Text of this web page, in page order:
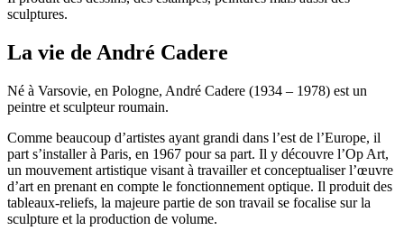
sculptures.
La vie de André Cadere
Né à Varsovie, en Pologne, André Cadere (1934 – 1978) est un
peintre et sculpteur roumain.
Comme beaucoup d’artistes ayant grandi dans l’est de l’Europe, il
part s’installer à Paris, en 1967 pour sa part. Il y découvre l’Op Art,
un mouvement artistique visant à travailler et conceptualiser l’œuvre
d’art en prenant en compte le fonctionnement optique. Il produit des
tableaux-reliefs, la majeure partie de son travail se focalise sur la
sculpture et la production de volume.